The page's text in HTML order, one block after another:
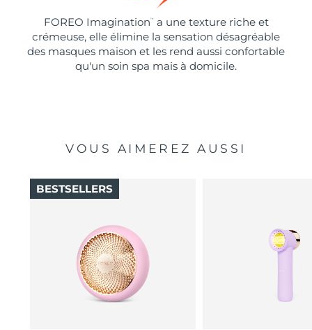
FOREO Imagination ™
a une texture riche et
crémeuse, elle élimine la sensation désagréable
des masques maison et les rend aussi confortable
qu'un soin spa mais à domicile.
VOUS AIMEREZ AUSSI
BESTSELLERS